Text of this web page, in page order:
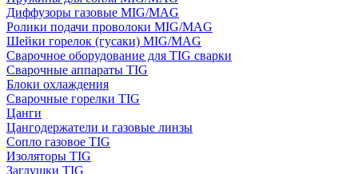
Диффузоры газовые MIG/MAG
Ролики подачи проволоки MIG/MAG
Шейки горелок (гусаки) MIG/MAG
Сварочное оборудование для TIG сварки
Сварочные аппараты TIG
Блоки охлаждения
Сварочные горелки TIG
Цанги
Цангодержатели и газовые линзы
Сопло газовое TIG
Изоляторы TIG
Заглушки TIG